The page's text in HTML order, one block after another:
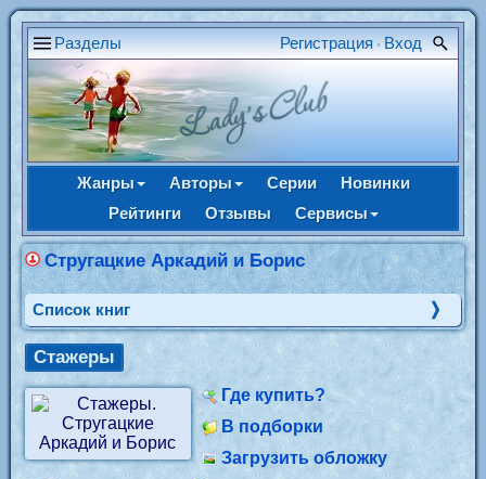
Разделы Регистрация • Вход
Жанры Авторы Серии
Новинки
Рейтинги
Отзывы Сервисы
Стругацкие Аркадий и Борис
Cписок книг
Стажеры
Где купить?
В подборки
Загрузить обложку